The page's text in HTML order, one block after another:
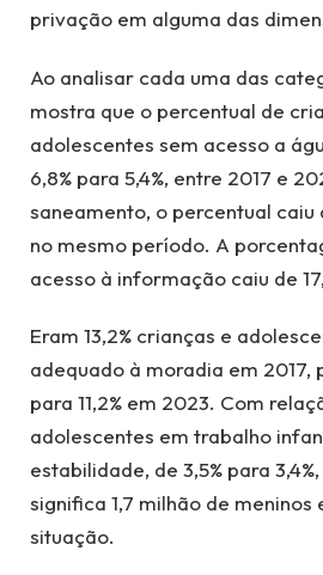
privação em alguma das
Ao analisar cada uma das
mostra que o percentual de
adolescentes sem acesso a
6,8% para 5,4%, entre 2017 e
saneamento, o percentual caiu
no mesmo período. A
acesso à informação caiu de
Eram 13,2% crianças e
adequado à moradia em 2017,
para 11,2% em 2023. Com
adolescentes em trabalho
estabilidade, de 3,5% para
significa 1,7 milhão de meninos
situação.